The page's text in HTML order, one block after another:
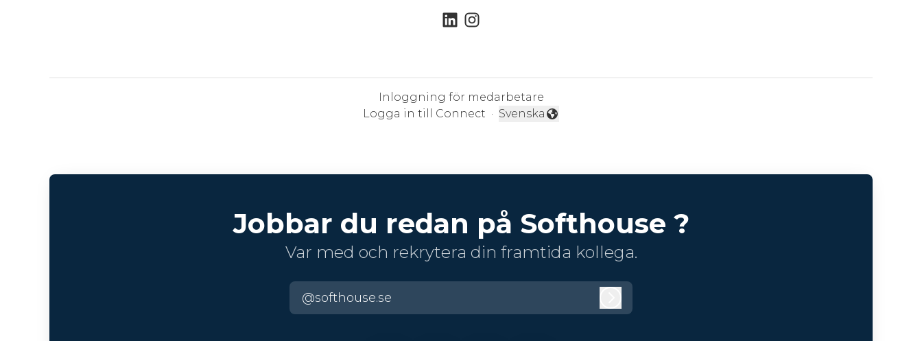
Inloggning för medarbetare
Logga in till Connect ·
Byt språk
Svenska
Jobbar du redan på Softhouse ?
Var med och rekrytera din framtida kollega.
@softhouse.se